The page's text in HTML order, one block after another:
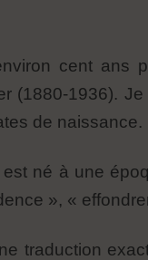
cent ans
(1880-1936).
de
est né à une
», «
traduction